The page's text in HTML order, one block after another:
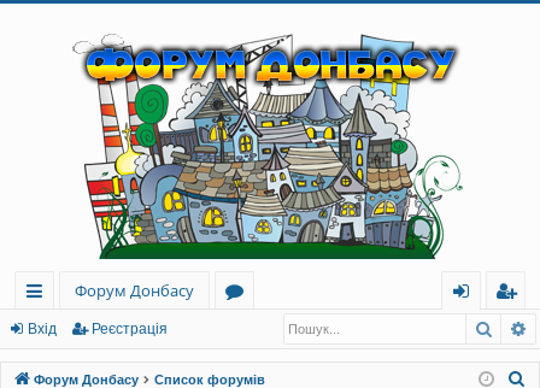
ви
дк
Форум Донбасу
ру
д
еє
ст
Вхід Реєстрація
Форум Донбасу Список форумів